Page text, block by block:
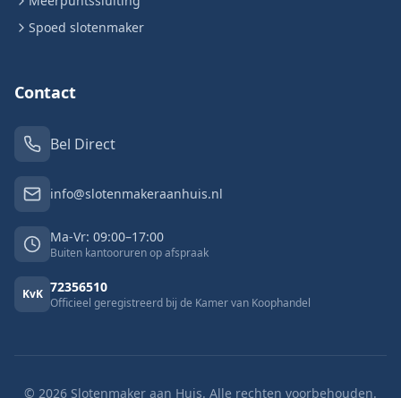
Spoed slotenmaker
Contact
Bel Direct
info@slotenmakeraanhuis.nl
Ma-Vr: 09:00–17:00
Buiten kantooruren op afspraak
KvK 72356510
Officieel geregistreerd bij de Kamer van Koophandel
© 2026 Slotenmaker aan Huis. Alle rechten voorbehouden.